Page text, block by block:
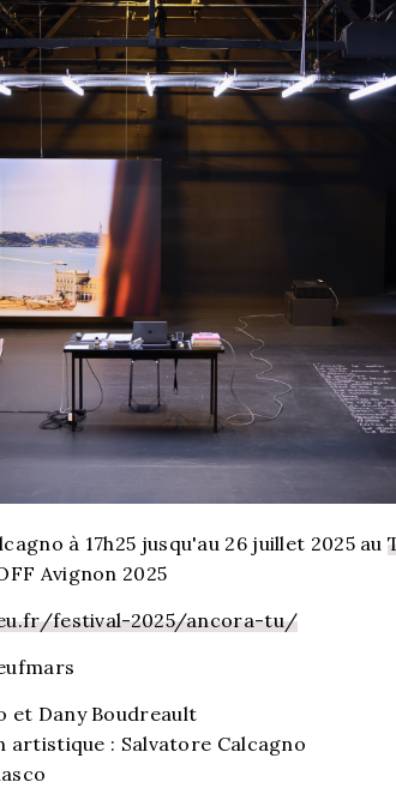
à 17h25 jusqu'au 26 juillet 2025 au
Avignon 2025
festival-2025/ancora-tu/
et Dany Boudreault
artistique : Salvatore Calcagno